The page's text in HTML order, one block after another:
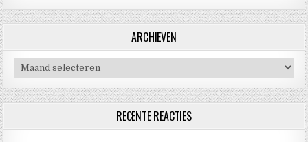
ARCHIEVEN
Archieven
RECENTE REACTIES